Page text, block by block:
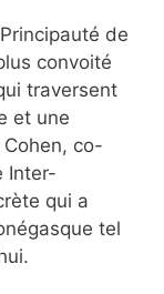
de
convoité
traversent
et une
co-
Inter-
qui a
tel